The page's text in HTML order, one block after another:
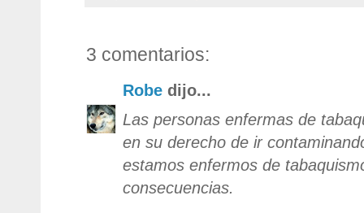
3 comentarios:
Robe dijo...
Las personas enfermas de
en su derecho de ir
estamos enfermos de
consecuencias.